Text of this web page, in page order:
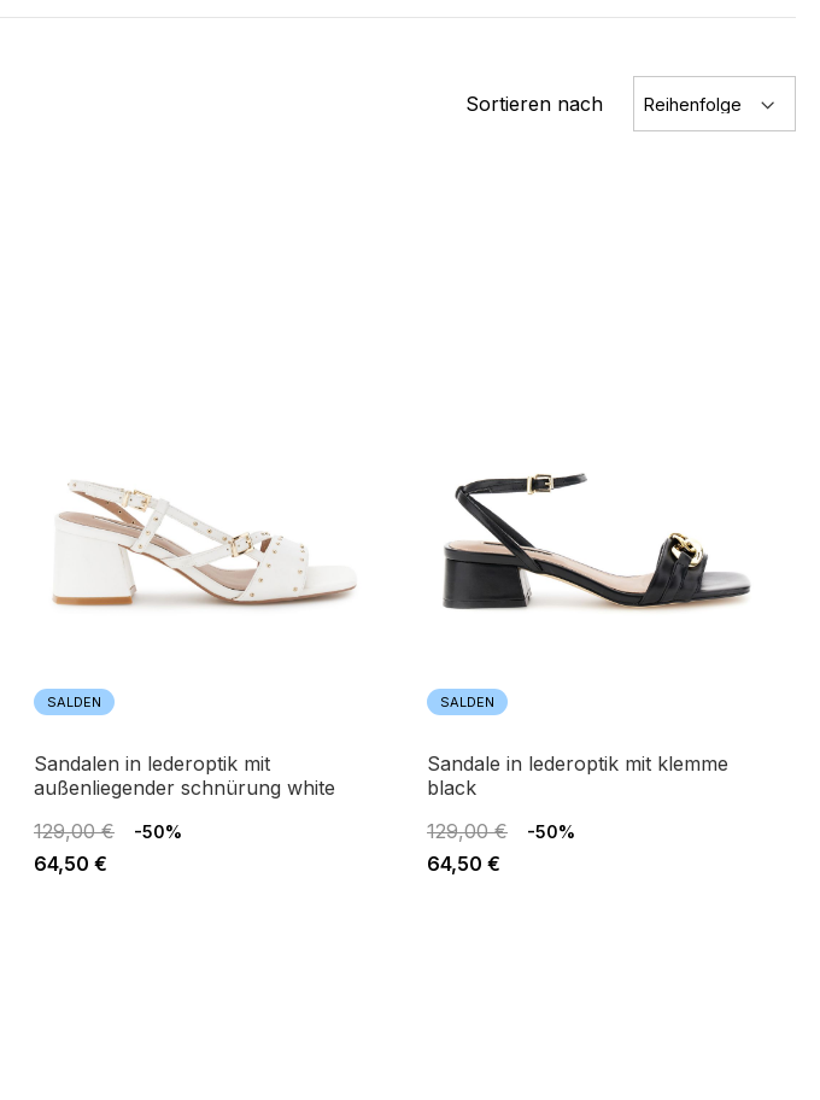
Sortieren nach
SALDEN
sandalen in lederoptik mit
außenliegender schnürung white
129,00 €
-50%
64,50 €
SALDEN
sandale in lederoptik mit klemme
black
129,00 €
-50%
64,50 €